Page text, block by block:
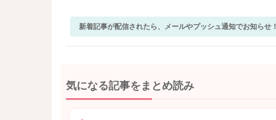
新着記事が配信されたら、メールやプッシュ通知でお知らせ！
気になる記事をまとめ読み